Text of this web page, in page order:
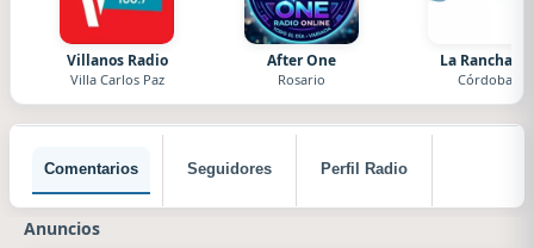
Villanos Radio
Villa Carlos Paz
After One
Rosario
La Ranchada
Córdoba
Comentarios Seguidores Perfil Radio
Anuncios